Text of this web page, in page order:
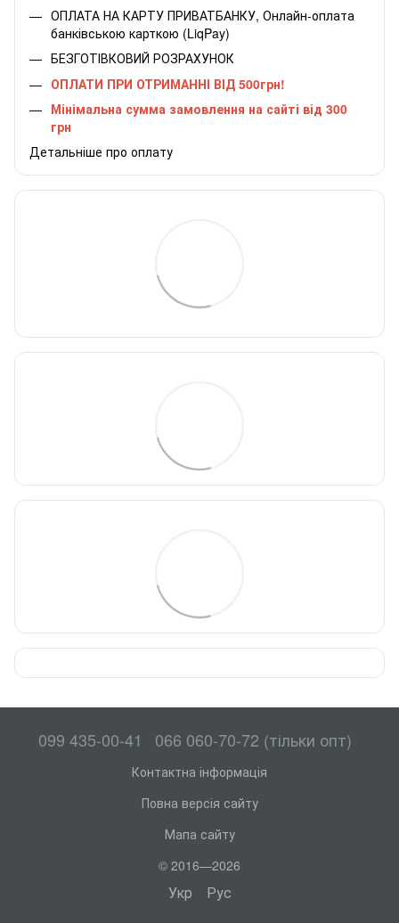
ОПЛАТА НА КАРТУ ПРИВАТБАНКУ, Онлайн-оплата
банківською карткою (LiqPay)
БЕЗГОТІВКОВИЙ РОЗРАХУНОК
ОПЛАТИ ПРИ ОТРИМАННІ ВІД 500грн!
Мінімальна сумма замовлення на сайті від 300
грн
Детальніше про оплату
099 435-00-41 066 060-70-72 (тільки опт)
Контактна інформація
Повна версія сайту
Мапа сайту
© 2016—2026
Укр Рус